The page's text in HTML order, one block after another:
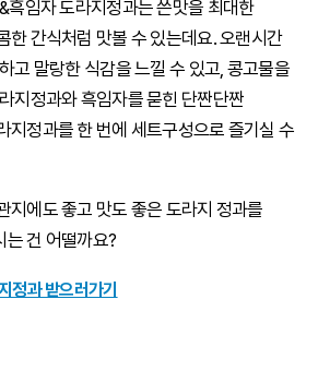
흑임자 도라지정과는 쓴맛을 최대한
한 간식처럼 맛볼 수 있는데요. 오랜시간
고 말랑한 식감을 느낄 수 있고, 콩고물을
지정과와 흑임자를 묻힌 단짠단짠
지정과를 한 번에 세트구성으로 즐기실 수
지에도 좋고 맛도 좋은 도라지 정과를
는 건 어떨까요?
정과 받으러가기